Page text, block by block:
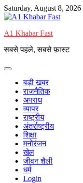
Skip
to
Saturday, August 8, 2026
A1 Khabar Fast
सबसे पहले, सबसे फ़ास्ट
बड़ी खबर
राजनैतिक
अपराध
व्यापर
राष्ट्रीय
अंतर्राष्ट्रीय
शिक्षा
मनोरंजन
खेल
जीवन शैली
धर्म
Login